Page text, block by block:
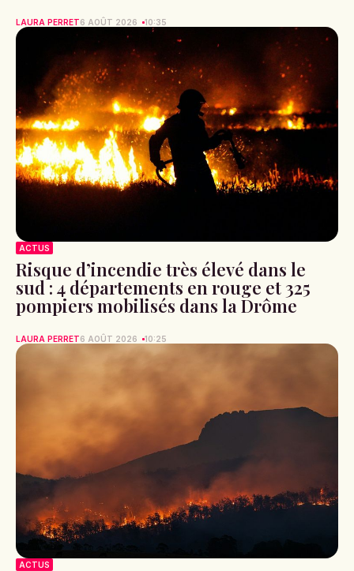
LAURA PERRET6 AOÛT 2026 10:35
ACTUS
Risque d’incendie très élevé dans le
sud : 4 départements en rouge et 325
pompiers mobilisés dans la Drôme
LAURA PERRET6 AOÛT 2026 10:25
ACTUS